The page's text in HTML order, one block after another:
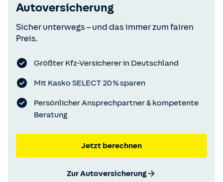
Autoversicherung
Sicher unterwegs – und das immer zum fairen
Preis.
Größter Kfz-Versicherer in Deutschland
Mit Kasko SELECT 20 % sparen
Persönlicher Ansprechpartner & kompetente
Beratung
Jetzt berechnen
Zur Autoversicherung